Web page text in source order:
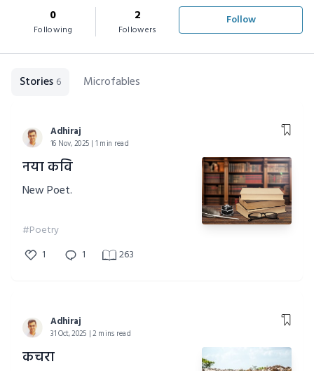
0
Following
2
Followers
Follow
Stories 6 Microfables
Adhiraj
16 Nov, 2025 | 1 min read
नया कवि
New Poet.
#Poetry
1
1 263
Adhiraj
31 Oct, 2025 | 2 mins read
कचरा